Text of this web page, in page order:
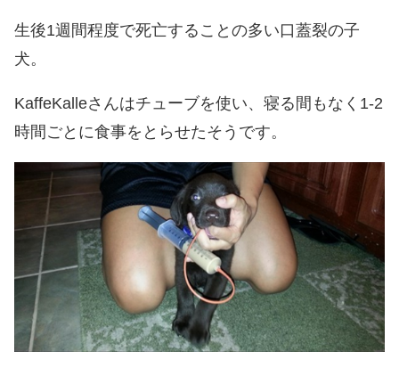
生後1週間程度で死亡することの多い口蓋裂の子
犬。
KaffeKalleさんはチューブを使い、寝る間もなく1-2
時間ごとに食事をとらせたそうです。